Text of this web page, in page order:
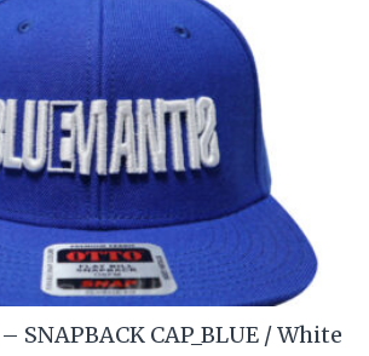
SNAPBACK CAP_BLUE / White